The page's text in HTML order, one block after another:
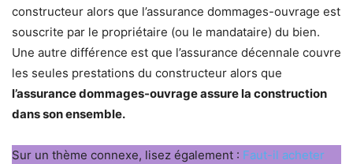
constructeur alors que l’assurance dommages-ouvrage est
souscrite par le propriétaire (ou le mandataire) du bien.
Une autre différence est que l’assurance décennale couvre
les seules prestations du constructeur alors que
l’assurance dommages-ouvrage assure la construction
dans son ensemble.
Sur un thème connexe, lisez également : Faut-il acheter